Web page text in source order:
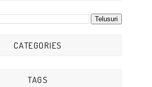
CATEGORIES
TAGS